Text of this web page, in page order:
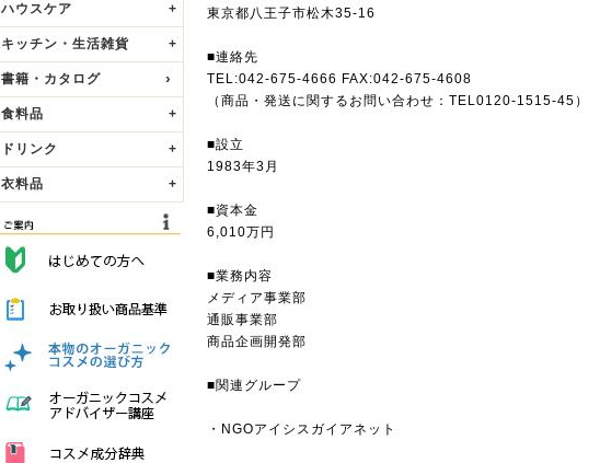
ハウスケア +
キッチン・生活雑貨 +
書籍・カタログ
食料品 +
ドリンク +
衣料品 +
東京都八王子市松木35-16
■連絡先
TEL:042-675-4666 FAX:042-675-4608
（商品・発送に関するお問い合わせ：TEL0120-1515-45）
■設立
1983年3月
■資本金
6,010万円
■業務内容
メディア事業部
通販事業部
商品企画開発部
■関連グループ
・NGOアイシスガイアネット